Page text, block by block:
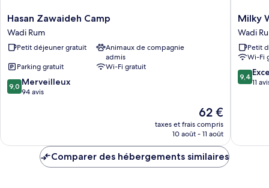
Hasan
Zawaideh
Camp
Wadi
Hasan Zawaideh Camp
Wadi Rum
Petit déjeuner gratuit
Animaux de compagnie
admis
Parking gratuit
Wi-Fi gratuit
9.0
sur
9,0 Merveilleux
94 avis
Le
nouveau
prix
de
62 €
taxes et frais compris
10 août - 11 août
Milky
Way
Nights
Camp
Wadi
Rum
Milky
Wadi
Petit
Wi-Fi
9.4
sur
9,4
11
Comparer des hébergements similaires